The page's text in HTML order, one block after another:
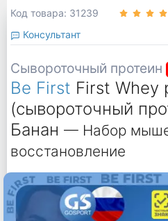
Код товара: 31239
Консультант
Сывороточный протеин
Be First First Whey
(сывороточный
Банан — Набор
восстановление